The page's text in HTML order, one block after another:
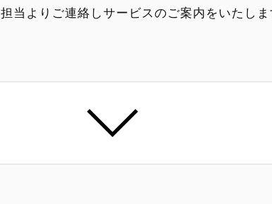
担当よりご連絡しサービスのご案内をいたし